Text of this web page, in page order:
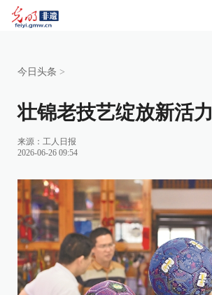
今日头条 >
壮锦老技艺绽放新活力
来源： 工人日报
2026-06-26 09:54